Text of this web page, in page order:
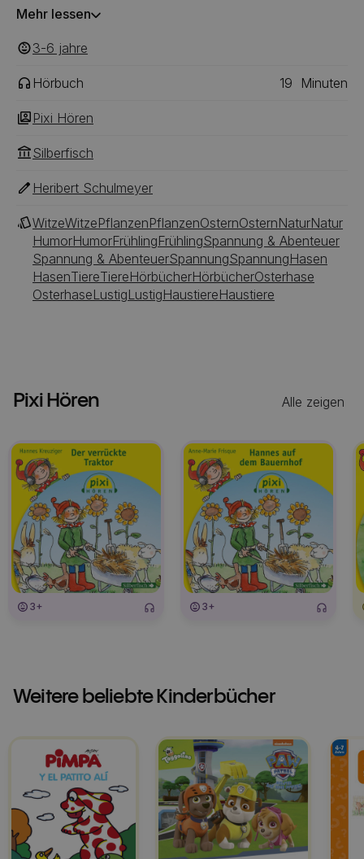
Mehr lessen
3-6 ‎‎ jahre
Hörbuch 19 Minuten
Pixi Hören
Silberfisch
Heribert Schulmeyer
WitzeWitzePflanzenPflanzenOsternOsternNaturNatur
HumorHumorFrühlingFrühlingSpannung & Abenteuer
Spannung & AbenteuerSpannungSpannungHasen
HasenTiereTiereHörbücherHörbücherOsterhase
OsterhaseLustigLustigHaustiereHaustiere
Pixi Hören Alle zeigen
3+ 3+
Weitere beliebte Kinderbücher